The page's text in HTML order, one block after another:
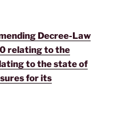
Decree-Law
relating to the
to the state of
for its